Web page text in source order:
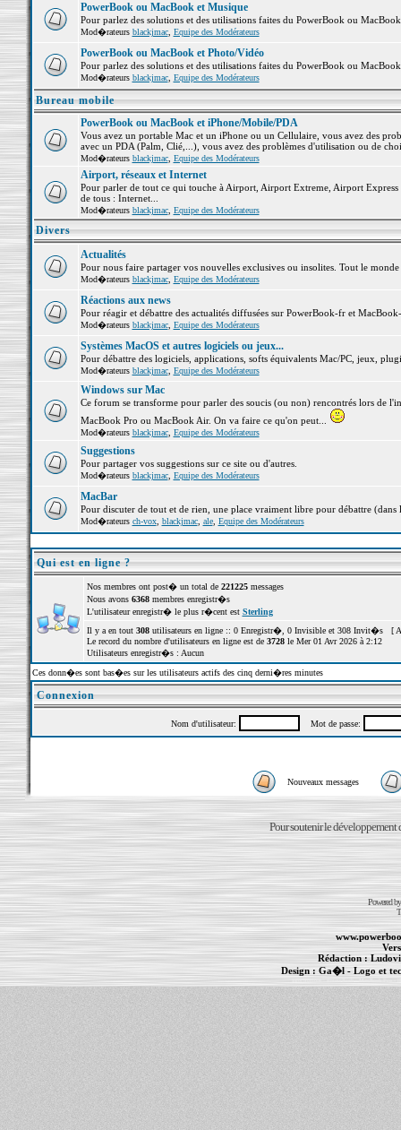
PowerBook ou MacBook et Musique
Pour parlez des solutions et des utilisations faites du PowerBook ou
Mod�rateurs blackjmac, Equipe des Modérateurs
PowerBook ou MacBook et Photo/Vidéo
Pour parlez des solutions et des utilisations faites du PowerBook ou
Mod�rateurs blackjmac, Equipe des Modérateurs
Bureau mobile
PowerBook ou MacBook et iPhone/Mobile/PDA
Vous avez un portable Mac et un iPhone ou un Cellulaire, vous avez des
avec un PDA (Palm, Clié,...), vous avez des problèmes d'utilisation ou de
Mod�rateurs blackjmac, Equipe des Modérateurs
Airport, réseaux et Internet
Pour parler de tout ce qui touche à Airport, Airport Extreme, Airport
de tous : Internet...
Mod�rateurs blackjmac, Equipe des Modérateurs
Divers
Actualités
Pour nous faire partager vos nouvelles exclusives ou insolites. Tout le
Mod�rateurs blackjmac, Equipe des Modérateurs
Réactions aux news
Pour réagir et débattre des actualités diffusées sur PowerBook-fr et
Mod�rateurs blackjmac, Equipe des Modérateurs
Systèmes MacOS et autres logiciels ou jeux...
Pour débattre des logiciels, applications, softs équivalents Mac/PC, jeux,
Mod�rateurs blackjmac, Equipe des Modérateurs
Windows sur Mac
Ce forum se transforme pour parler des soucis (ou non) rencontrés lors de
MacBook Pro ou MacBook Air. On va faire ce qu'on peut...
Mod�rateurs blackjmac, Equipe des Modérateurs
Suggestions
Pour partager vos suggestions sur ce site ou d'autres.
Mod�rateurs blackjmac, Equipe des Modérateurs
MacBar
Pour discuter de tout et de rien, une place vraiment libre pour débattre (dans
Mod�rateurs ch-vox, blackjmac, ale, Equipe des Modérateurs
Qui est en ligne ?
Nos membres ont post� un total de 221225messages
Nous avons 6368membres enregistr�s
L'utilisateur enregistr� le plus r�cent est Sterling
Il y a en tout 308utilisateurs en ligne :: 0 Enregistr�, 0 Invisible et 308 Invit�s [
Le record du nombre d'utilisateurs en ligne est de 3728le Mer 01 Avr 2026 à 2:12
Utilisateurs enregistr�s : Aucun
Ces donn�es sont bas�es sur les utilisateurs actifs des cinq derni�res minutes
Connexion
Nom d'utilisateur: Mot de passe:
Nouveaux messages
Pour soutenir le développement
Powered
Rédaction :
Design : Ga�l- Logo et